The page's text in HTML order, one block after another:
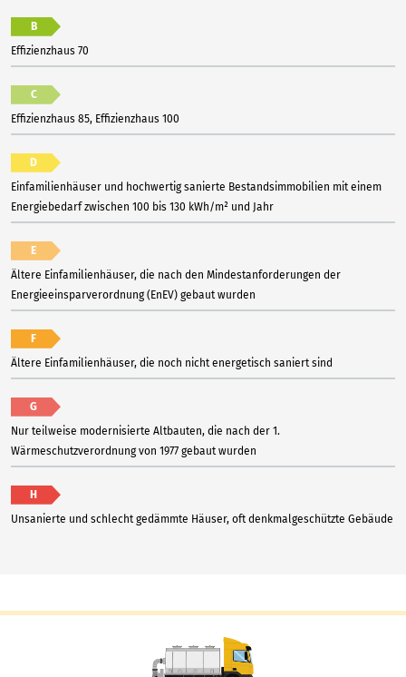
B
Effizienzhaus 70
C
Effizienzhaus 85, Effizienzhaus 100
D
Einfamilienhäuser und hochwertig sanierte Bestandsimmobilien mit einem
Energiebedarf zwischen 100 bis 130 kWh/m² und Jahr
E
Ältere Einfamilienhäuser, die nach den Mindestanforderungen der
Energieeinsparverordnung (EnEV) gebaut wurden
F
Ältere Einfamilienhäuser, die noch nicht energetisch saniert sind
G
Nur teilweise modernisierte Altbauten, die nach der 1.
Wärmeschutzverordnung von 1977 gebaut wurden
H
Unsanierte und schlecht gedämmte Häuser, oft denkmalgeschützte Gebäude